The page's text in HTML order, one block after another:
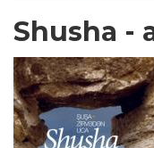
Shusha -